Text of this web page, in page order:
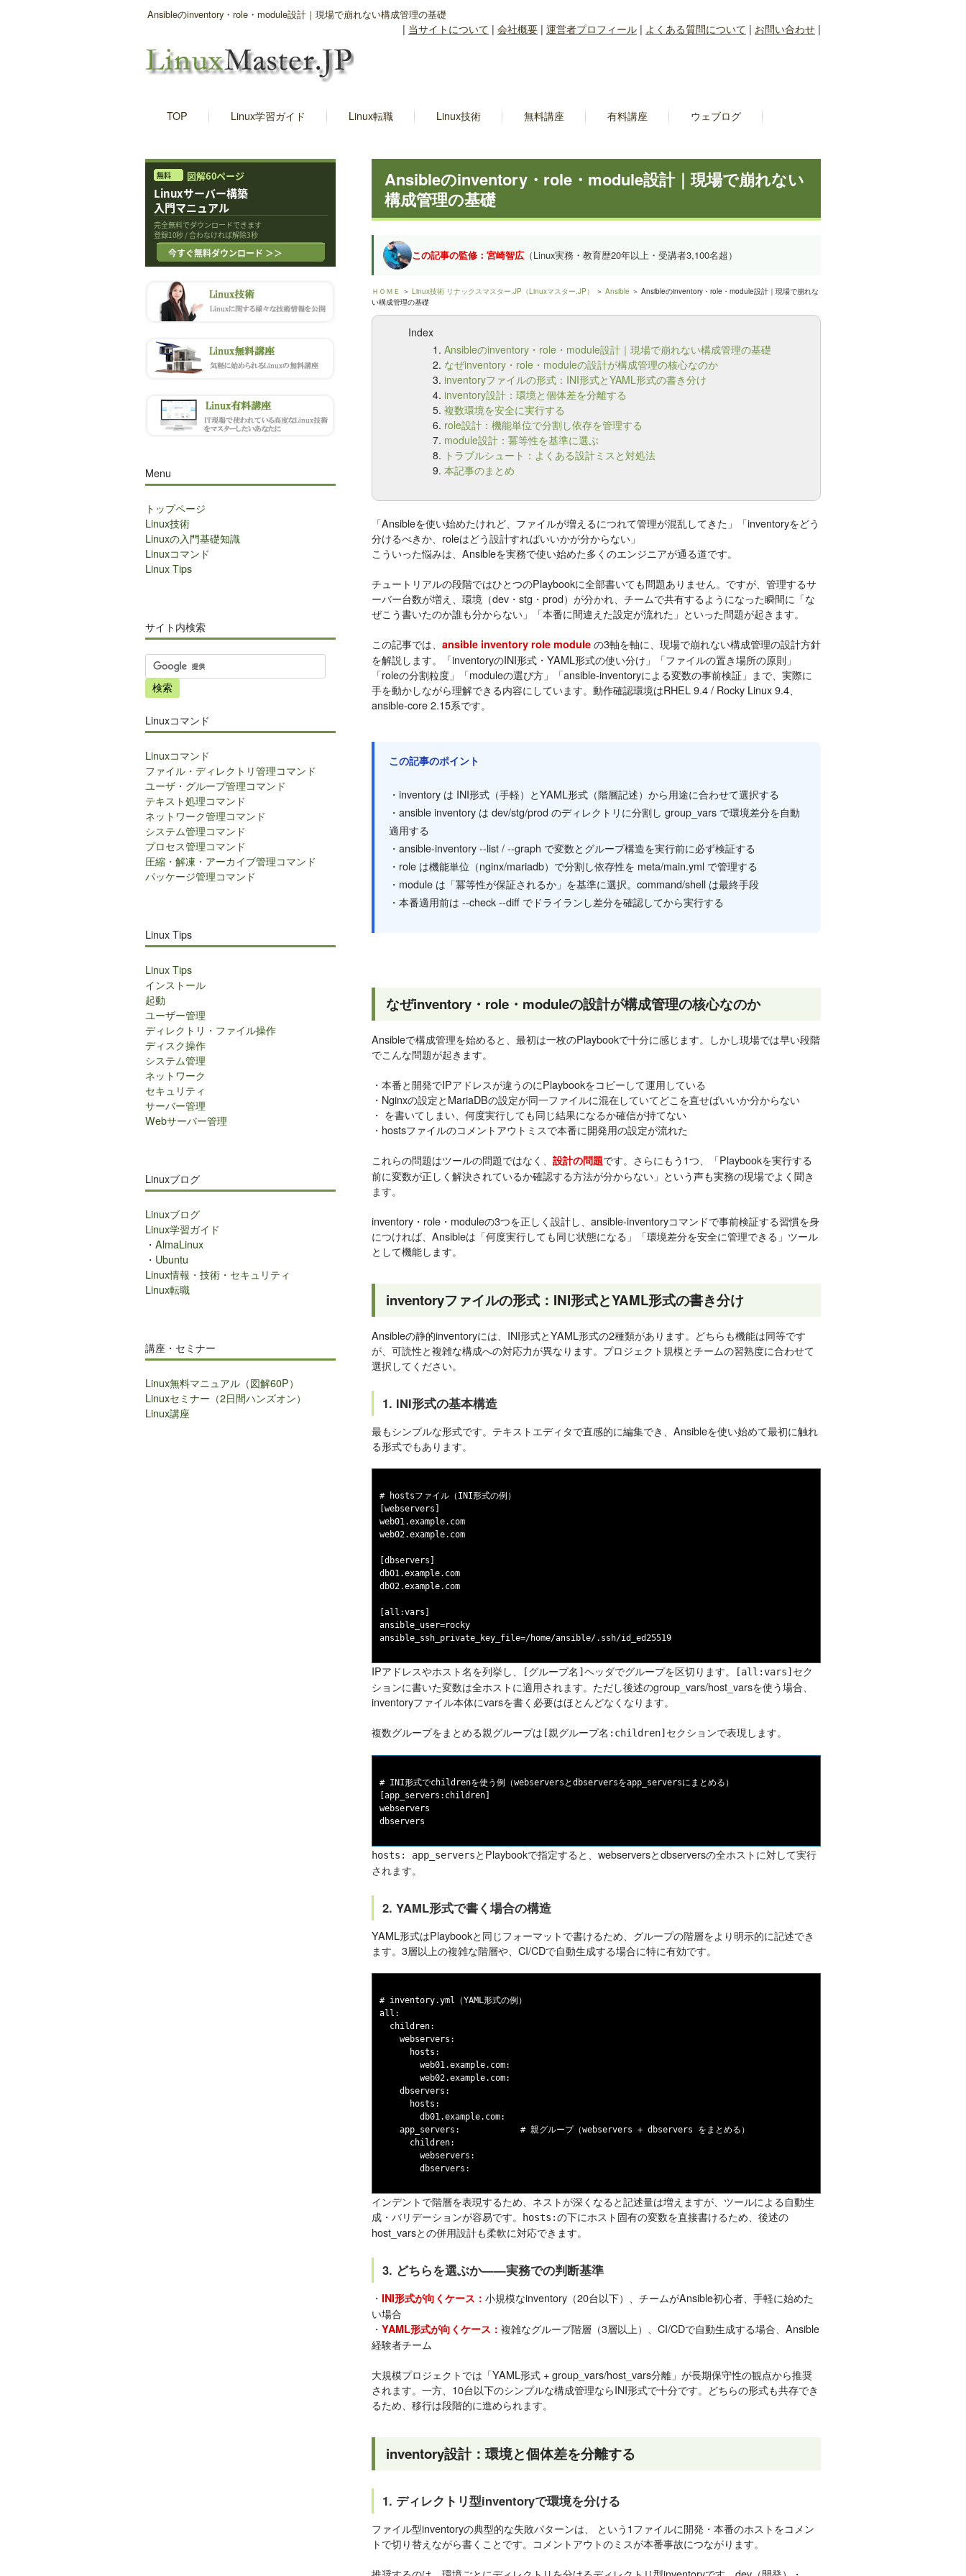
Ansibleのinventory・role・module設計｜現場で崩れない構成管理の基礎
| 当サイトについて | 会社概要 | 運営者プロフィール | よくある質問について | お問い合わせ |
TOP Linux学習ガイド Linux転職 Linux技術 無料講座 有料講座 ウェブログ
Ansibleのinventory・role・module設計｜現場で崩れない
構成管理の基礎
この記事の監修：宮崎智広（Linux実務・教育歴20年以上・受講者3,100名超）
ＨＯＭＥ ＞ Linux技術 リナックスマスター.JP（Linuxマスター.JP） ＞ Ansible ＞ Ansibleのinventory・role・module設計｜現場で崩れな
い構成管理の基礎
Index
Ansibleのinventory・role・module設計｜現場で崩れない構成管理の基礎
なぜinventory・role・moduleの設計が構成管理の核心なのか
inventoryファイルの形式：INI形式とYAML形式の書き分け
inventory設計：環境と個体差を分離する
複数環境を安全に実行する
role設計：機能単位で分割し依存を管理する
module設計：冪等性を基準に選ぶ
トラブルシュート：よくある設計ミスと対処法
本記事のまとめ
「Ansibleを使い始めたけれど、ファイルが増えるにつれて管理が混乱してきた」「inventoryをどう
分けるべきか、roleはどう設計すればいいかが分からない」
こういった悩みは、Ansibleを実務で使い始めた多くのエンジニアが通る道です。
チュートリアルの段階ではひとつのPlaybookに全部書いても問題ありません。ですが、管理するサ
ーバー台数が増え、環境（dev・stg・prod）が分かれ、チームで共有するようになった瞬間に「な
ぜこう書いたのか誰も分からない」「本番に間違えた設定が流れた」といった問題が起きます。
この記事では、 ansible inventory role module の3軸を軸に、現場で崩れない構成管理の設計方針
を解説します。「inventoryのINI形式・YAML形式の使い分け」「ファイルの置き場所の原則」
「roleの分割粒度」「moduleの選び方」「ansible-inventoryによる変数の事前検証」まで、実際に
手を動かしながら理解できる内容にしています。動作確認環境はRHEL 9.4 / Rocky Linux 9.4、
ansible-core 2.15系です。
この記事のポイント
・inventory は INI形式（手軽）とYAML形式（階層記述）から用途に合わせて選択する
・ansible inventory は dev/stg/prod のディレクトリに分割し group_vars で環境差分を自動
適用する
・ansible-inventory --list / --graph で変数とグループ構造を実行前に必ず検証する
・role は機能単位（nginx/mariadb）で分割し依存性を meta/main.yml で管理する
・module は「冪等性が保証されるか」を基準に選択。command/shell は最終手段
・本番適用前は --check --diff でドライランし差分を確認してから実行する
なぜinventory・role・moduleの設計が構成管理の核心なのか
Ansibleで構成管理を始めると、最初は一枚のPlaybookで十分に感じます。しかし現場では早い段階
でこんな問題が起きます。
・本番と開発でIPアドレスが違うのにPlaybookをコピーして運用している
・Nginxの設定とMariaDBの設定が同一ファイルに混在していてどこを直せばいいか分からない
・ を書いてしまい、何度実行しても同じ結果になるか確信が持てない
・hostsファイルのコメントアウトミスで本番に開発用の設定が流れた
これらの問題はツールの問題ではなく、 設計の問題です。さらにもう1つ、「Playbookを実行する
前に変数が正しく解決されているか確認する方法が分からない」という声も実務の現場でよく聞き
ます。
inventory・role・moduleの3つを正しく設計し、ansible-inventoryコマンドで事前検証する習慣を身
につければ、Ansibleは「何度実行しても同じ状態になる」「環境差分を安全に管理できる」ツール
として機能します。
inventoryファイルの形式：INI形式とYAML形式の書き分け
Ansibleの静的inventoryには、INI形式とYAML形式の2種類があります。どちらも機能は同等です
が、可読性と複雑な構成への対応力が異なります。プロジェクト規模とチームの習熟度に合わせて
選択してください。
1. INI形式の基本構造
最もシンプルな形式です。テキストエディタで直感的に編集でき、Ansibleを使い始めて最初に触れ
る形式でもあります。
# hostsファイル（INI形式の例）
[webservers]
web01.example.com
web02.example.com
[dbservers]
db01.example.com
db02.example.com
[all:vars]
ansible_user=rocky
IPアドレスやホスト名を列挙し、 [グループ名] ヘッダでグループを区切ります。 [all:vars] セク
ションに書いた変数は全ホストに適用されます。ただし後述のgroup_vars/host_varsを使う場合、
inventoryファイル本体にvarsを書く必要はほとんどなくなります。
複数グループをまとめる親グループは [親グループ名:children] セクションで表現します。
# INI形式でchildrenを使う例（webserversとdbserversをapp_serversにまとめる）
[app_servers:children]
webservers
hosts: app_serversとPlaybookで指定すると、webserversとdbserversの全ホストに対して実行
されます。
2. YAML形式で書く場合の構造
YAML形式はPlaybookと同じフォーマットで書けるため、グループの階層をより明示的に記述でき
ます。3層以上の複雑な階層や、CI/CDで自動生成する場合に特に有効です。
# inventory.yml（YAML形式の例）
all:
  children:
    webservers:
      hosts:
        web01.example.com:
        web02.example.com:
    dbservers:
      hosts:
        db01.example.com:
    app_servers:            # 親グループ（webservers + dbservers をまとめる）
      children:
        webservers:
インデントで階層を表現するため、ネストが深くなると記述量は増えますが、ツールによる自動生
成・バリデーションが容易です。
hosts:の下にホスト固有の変数を直接書けるため、後述の
host_varsとの併用設計も柔軟に対応できます。
3. どちらを選ぶか——実務での判断基準
・ INI形式が向くケース： 小規模なinventory（20台以下）、チームがAnsible初心者、手軽に始めた
い場合
・ YAML形式が向くケース： 複雑なグループ階層（3層以上）、CI/CDで自動生成する場合、Ansible
経験者チーム
大規模プロジェクトでは「YAML形式 + group_vars/host_vars分離」が長期保守性の観点から推奨
されます。一方、10台以下のシンプルな構成管理ならINI形式で十分です。どちらの形式も共存でき
るため、移行は段階的に進められます。
inventory設計：環境と個体差を分離する
1. ディレクトリ型inventoryで環境を分ける
ファイル型inventoryの典型的な失敗パターンは、 という1ファイルに開発・本番のホストをコメン
トで切り替えながら書くことです。コメントアウトのミスが本番事故につながります。
Menu
トップページ
Linux技術
Linuxの入門基礎知識
Linuxコマンド
Linux Tips
サイト内検索
サ
イ
ト
検
索
Linuxコマンド
Linuxコマンド
ファイル・ディレクトリ管理コマンド
ユーザ・グループ管理コマンド
テキスト処理コマンド
ネットワーク管理コマンド
システム管理コマンド
プロセス管理コマンド
圧縮・解凍・アーカイブ管理コマンド
パッケージ管理コマンド
Linux Tips
Linux Tips
インストール
起動
ユーザー管理
ディレクトリ・ファイル操作
ディスク操作
システム管理
ネットワーク
セキュリティ
サーバー管理
Webサーバー管理
Linuxブログ
Linuxブログ
Linux学習ガイド
・ AlmaLinux
・ Ubuntu
Linux情報・技術・セキュリティ
Linux転職
講座・セミナー
Linux無料マニュアル（図解60P）
Linuxセミナー（2日間ハンズオン）
Linux講座